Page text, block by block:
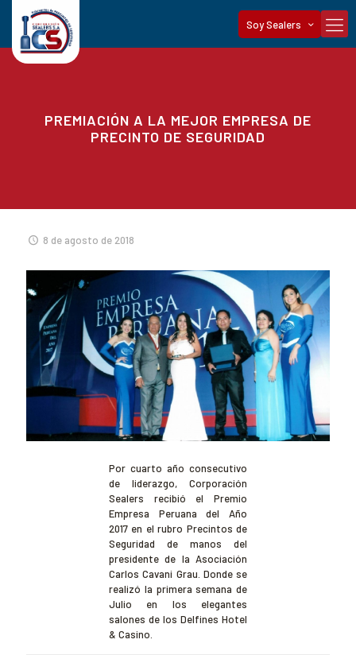
Soy Sealers
PREMIACIÓN A LA MEJOR EMPRESA DE
PRECINTO DE SEGURIDAD
8 de agosto de 2018
Por cuarto año consecutivo
de liderazgo, Corporación
Sealers recibió el Premio
Empresa Peruana del Año
2017 en el rubro Precintos de
Seguridad de manos del
presidente de la Asociación
Carlos Cavani Grau. Donde se
realizó la primera semana de
Julio en los elegantes
salones de los Delfines Hotel
& Casino.